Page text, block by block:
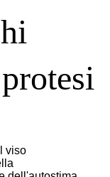
viso